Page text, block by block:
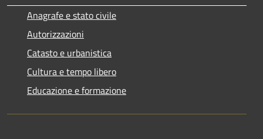
Anagrafe e stato civile
Autorizzazioni
Catasto e urbanistica
Cultura e tempo libero
Educazione e formazione